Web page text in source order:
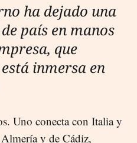
ha dejado una
país en manos
que
inmersa en
Uno conecta con Italia y
Almería y de Cádiz,